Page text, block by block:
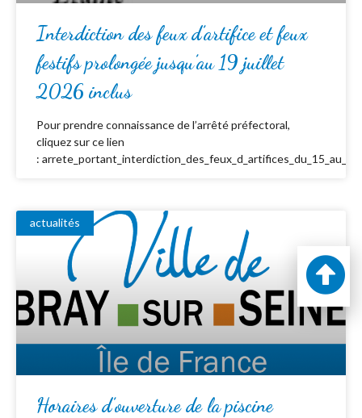
Interdiction des feux d’artifice et feux
festifs prolongée jusqu’au 19 juillet
2026 inclus
Pour prendre connaissance de l’arrêté préfectoral,
cliquez sur ce lien
:
actualités
Horaires d’ouverture de la piscine